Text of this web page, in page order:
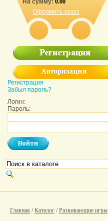
Главная /Каталог /Развивающие игры
На сумму: 0.00
Оформить заказ
Регистрация
Забыл пароль?
Логин:
Пароль: